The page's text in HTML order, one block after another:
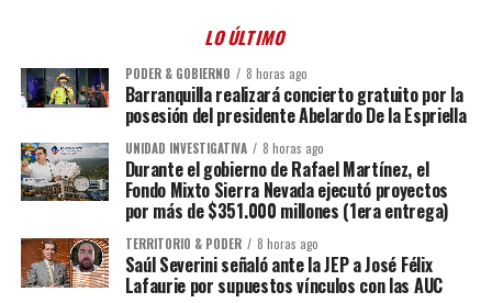
LO ÚLTIMO
PODER & GOBIERNO 8 horas ago
Barranquilla realizará concierto gratuito por la
posesión del presidente Abelardo De la Espriella
UNIDAD INVESTIGATIVA 8 horas ago
Durante el gobierno de Rafael Martínez, el
Fondo Mixto Sierra Nevada ejecutó proyectos
por más de $351.000 millones (1era entrega)
TERRITORIO & PODER 8 horas ago
Saúl Severini señaló ante la JEP a José Félix
Lafaurie por supuestos vínculos con las AUC